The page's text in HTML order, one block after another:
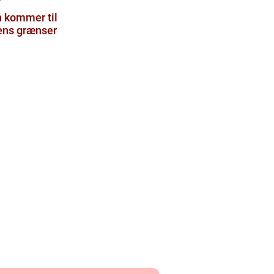
kommer til
grænser